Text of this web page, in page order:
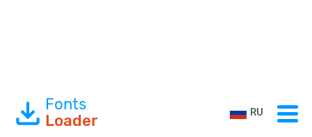
Fonts
Loader
RU